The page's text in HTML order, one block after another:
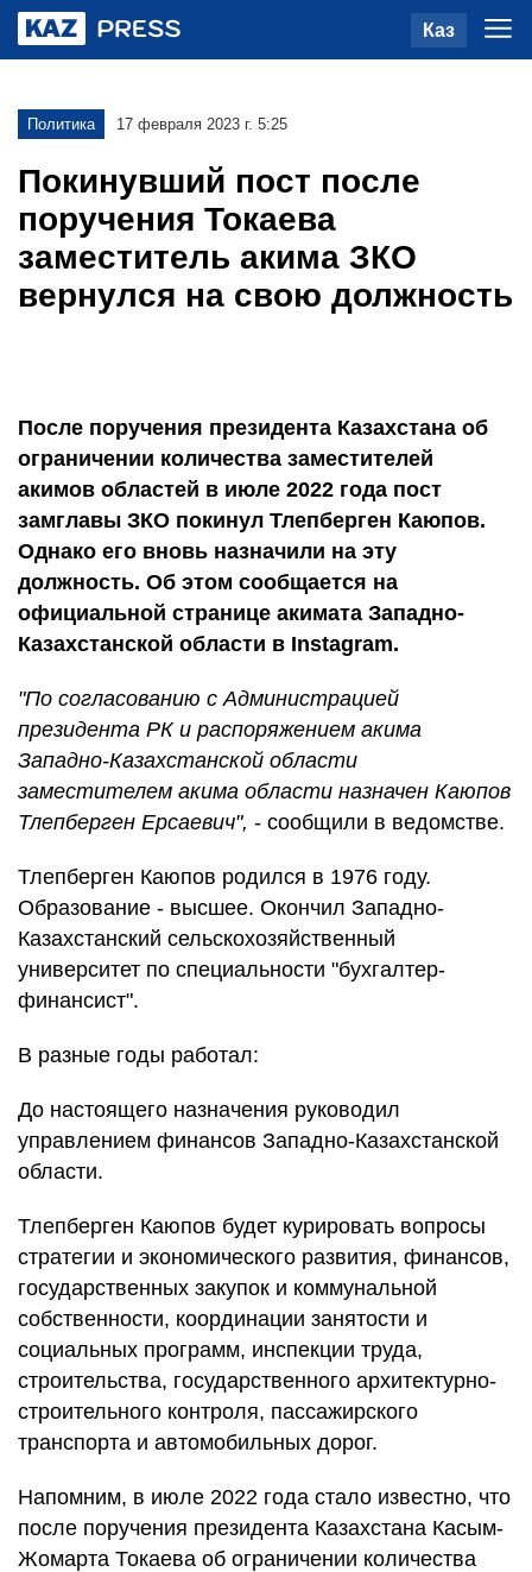
Каз
Политика 17 февраля 2023 г. 5:25
Покинувший пост после
поручения Токаева
заместитель акима ЗКО
вернулся на свою должность
После поручения президента Казахстана об
ограничении количества заместителей
акимов областей в июле 2022 года пост
замглавы ЗКО покинул Тлепберген Каюпов.
Однако его вновь назначили на эту
должность. Об этом сообщается на
официальной странице акимата Западно-
Казахстанской области в Instagram.
"По согласованию с Администрацией
президента РК и распоряжением акима
Западно-Казахстанской области
заместителем акима области назначен Каюпов
Тлепберген Ерсаевич", - сообщили в ведомстве.
Тлепберген Каюпов родился в 1976 году.
Образование - высшее. Окончил Западно-
Казахстанский сельскохозяйственный
университет по специальности "бухгалтер-
финансист".
В разные годы работал:
До настоящего назначения руководил
управлением финансов Западно-Казахстанской
области.
Тлепберген Каюпов будет курировать вопросы
стратегии и экономического развития, финансов,
государственных закупок и коммунальной
собственности, координации занятости и
социальных программ, инспекции труда,
строительства, государственного архитектурно-
строительного контроля, пассажирского
транспорта и автомобильных дорог.
Напомним, в июле 2022 года стало известно, что
после поручения президента Казахстана Касым-
Жомарта Токаева об ограничении количества